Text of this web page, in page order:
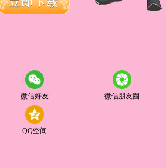
微信好友 微信朋友圈
QQ空间